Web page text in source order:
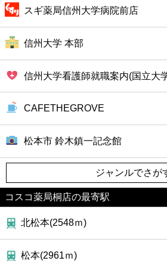
スギ薬局信州大学病院前店
信州大学 本部
信州大学看護師就職案内(国立大
CAFETHEGROVE
松本市 鈴木鎮一記念館
ジャンルでさが
コスコ薬局桐店の最寄駅
北松本(2548ｍ)
松本(2961ｍ)